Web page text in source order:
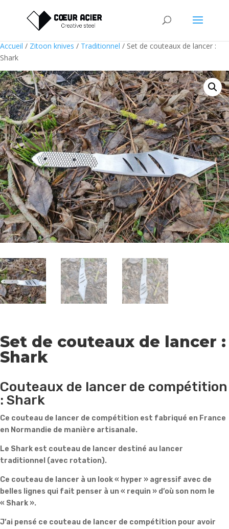
Accueil / Zitoon knives / Traditionnel / Set de couteaux de lancer :
Shark
Set de couteaux de lancer :
Shark
Couteaux de lancer de compétition
: Shark
Ce couteau de lancer de compétition est fabriqué en France
en Normandie de manière artisanale.
Le Shark est couteau de lancer destiné au lancer
traditionnel (avec rotation).
Ce couteau de lancer à un look « hyper » agressif avec de
belles lignes qui fait penser à un « requin » d’où son nom le
« Shark ».
J’ai pensé ce couteau de lancer de compétition pour avoir